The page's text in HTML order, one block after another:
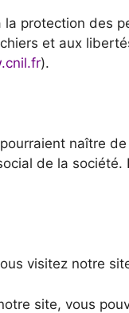
protection des
et aux
).
naître de
de la société.
visitez notre
site, vous